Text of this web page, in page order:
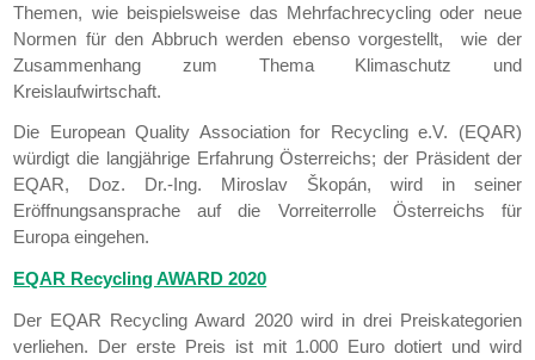
Themen, wie beispielsweise das Mehrfachrecycling oder neue
Normen für den Abbruch werden ebenso vorgestellt, wie der
Zusammenhang zum Thema Klimaschutz und
Kreislaufwirtschaft.
Die European Quality Association for Recycling e.V. (EQAR)
würdigt die langjährige Erfahrung Österreichs; der Präsident der
EQAR, Doz. Dr.-Ing. Miroslav Škopán, wird in seiner
Eröffnungsansprache auf die Vorreiterrolle Österreichs für
Europa eingehen.
EQAR Recycling AWARD 2020
Der EQAR Recycling Award 2020 wird in drei Preiskategorien
verliehen. Der erste Preis ist mit 1.000 Euro dotiert und wird